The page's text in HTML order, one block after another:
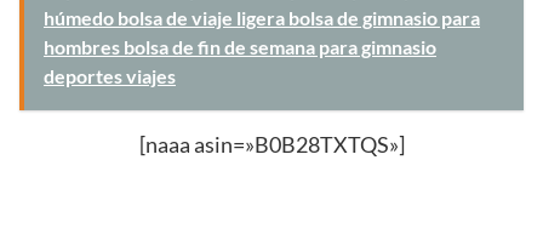
húmedo bolsa de viaje ligera bolsa de gimnasio para
hombres bolsa de fin de semana para gimnasio
deportes viajes
[naaa asin=»B0B28TXTQS»]